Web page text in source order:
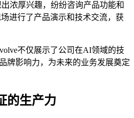
浓厚兴趣，纷纷咨询产品功能和
进行了产品演示和技术交流，获
不仅展示了公司在AI领域的技
牌影响力，为未来的业务发展奠定
的生产力